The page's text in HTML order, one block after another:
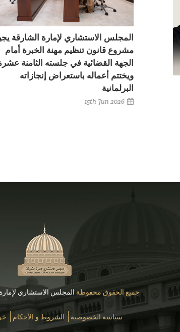
المجلس الاستشاري لإمارة الشارقة
مشروع قانون تنظيم مهنة الخبرة أمام
الجهة القضائية في جلسته الثامنة
ويختتم أعماله باستعراض إنجازاته
البرلمانية
15th Jun 2026
جميع الحقوق محفوظة المجلس الاستشاري لإمارة
سياسة الخصوصية الشروط و الأحكام